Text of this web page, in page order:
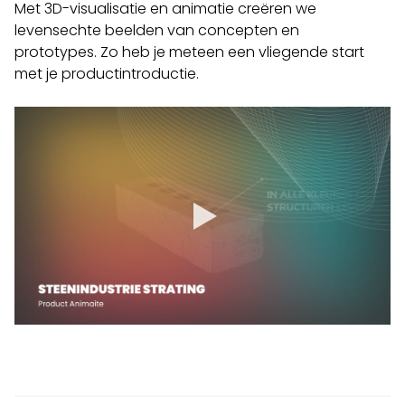
Met 3D-visualisatie en animatie creëren we
levensechte beelden van concepten en
prototypes. Zo heb je meteen een vliegende start
met je productintroductie.